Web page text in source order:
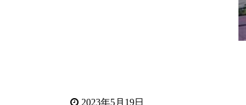
2023年5月19日